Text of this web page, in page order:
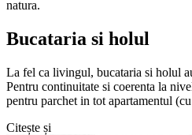
natura.
Bucataria si holul
La fel ca livingul, bucataria si holul
Pentru continuitate si coerenta la
pentru parchet in tot apartamentul
Citește și